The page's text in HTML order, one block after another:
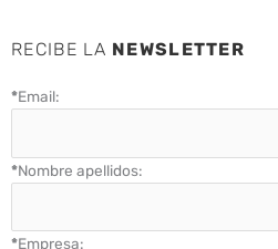
RECIBE LA NEWSLETTER
*Email:
*Nombre apellidos:
*Empresa: